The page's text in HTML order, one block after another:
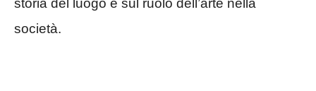
storia del luogo e sul ruolo dell’arte nella
società.